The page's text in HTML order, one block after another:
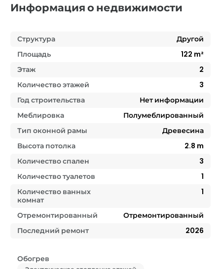
Информация о недвижимости
Структура
Другой
Площадь
122 m²
Этаж
2
Количество этажей
3
Год строительства
Нет информации
Меблировка
Полумеблированный
Тип оконной рамы
Древесина
Высота потолка
2.8 m
Количество спален
3
Количество туалетов
1
Количество ванных
комнат
1
Отремонтированный
Отремонтированный
Последний ремонт
2026
Обогрев